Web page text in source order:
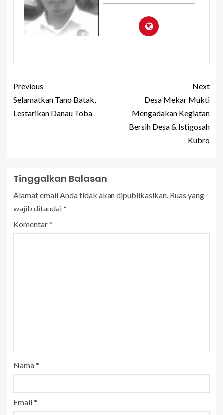
Previous
Selamatkan Tano Batak,
Lestarikan Danau Toba
Next
Desa Mekar Mukti
Mengadakan Kegiatan
Bersih Desa & Istigosah
Kubro
Tinggalkan Balasan
Alamat email Anda tidak akan dipublikasikan. Ruas yang
wajib ditandai*
Komentar*
Nama*
Email*